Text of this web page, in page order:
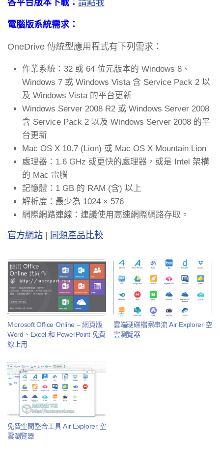
各平台版本下載： 請點我
電腦版系統需求：
OneDrive 傳統型應用程式有下列需求：
作業系統：32 或 64 位元版本的 Windows 8、
Windows 7 或 Windows Vista 含 Service Pack 2 以
及 Windows Vista 的平台更新
Windows Server 2008 R2 或 Windows Server 2008
含 Service Pack 2 以及 Windows Server 2008 的平
台更新
Mac OS X 10.7 (Lion) 或 Mac OS X Mountain Lion
處理器：1.6 GHz 或更快的處理器，或是 Intel 架構
的 Mac 電腦
記憶體：1 GB 的 RAM (含) 以上
解析度：最少為 1024 × 576
網際網路連線：建議使用高速網際網路存取。
官方網站 同類產品比較
Microsoft Office Online – 網頁版
Word、Excel 和 PowerPoint 免費
線上用
雲端硬碟檔案串流 Air Explorer 空
雲瀏覽器
免費空間整合工具 Air Explorer 空
雲瀏覽器